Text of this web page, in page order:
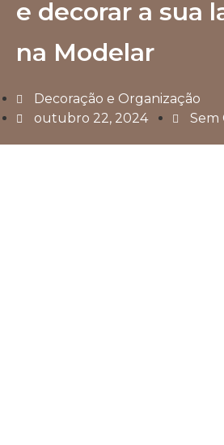
e decorar a sua
na Modelar
Decoração e Organização
outubro 22, 2024
Sem